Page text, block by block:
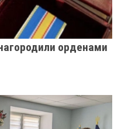
орденами